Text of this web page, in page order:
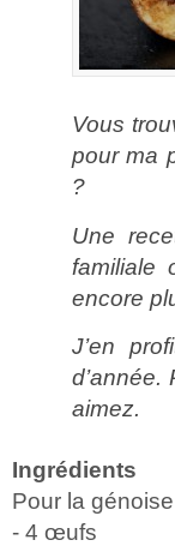
Vous
pour ma
?
Une
familiale
encore
J’en
aimez.
Ingrédients
Pour la
- 4 œufs